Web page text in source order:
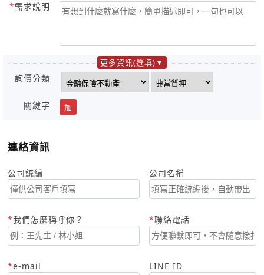
需求說明
更多資訊(選填)
詢價分類
關鍵字 加
連絡資訊
公司統編 公司名稱
我們怎麼稱呼你？ 聯絡電話
e-mail LINE ID